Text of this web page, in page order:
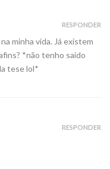
minha vida. Já existem
*não tenho saído
tese lol*
RESPONDER
RESPONDER